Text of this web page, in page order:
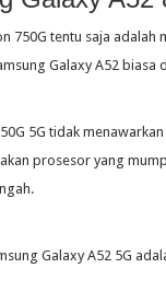
750G tentu saja adalah
Galaxy A52 biasa
5G tidak
prosesor yang
Galaxy A52 5G